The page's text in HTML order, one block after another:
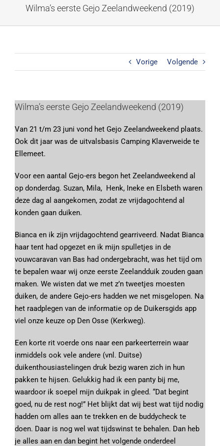
Wilma’s eerste Gejo Zeelandweekend (2019)
Vorige Volgende
Bekijk
afbeelding
Wilma’s eerste Gejo Zeelandweekend (2019)
Van 21 t/m 23 juni vond het Gejo Zeelandweekend plaats.
Ook dit jaar was de uitvalsbasis Camping Klaverweide te
Ellemeet.
Voor een aantal Gejo-ers begon het Zeelandweekend al
op donderdag. Suzan, Mila, Henk, Ineke en Elsbeth waren
deze dag al aangekomen, zodat ze vrijdagochtend al
konden gaan duiken.
Bianca en ik zijn vrijdagochtend gearriveerd. Nadat Bianca
haar tent had opgezet en ik mijn spulletjes in de
vouwcaravan van Bas had ondergebracht, was het tijd om
te bepalen waar wij onze eerste Zeelandduik zouden gaan
maken. We wisten dat we met z’n tweetjes moesten
duiken, de andere Gejo-ers hadden we net misgelopen. Na
het raadplegen van de informatie op de Duikersgids app
viel onze keuze op Den Osse (Kerkweg).
Een korte rit voerde ons naar een parkeerterrein waar
inmiddels ook vele andere (vnl. Duitse)
duikenthousiastelingen druk bezig waren zich in hun
pakken te hijsen. Gelukkig had ik een panty bij me,
waardoor ik soepel mijn duikpak in gleed. “Dat begint
goed, nu de rest nog!” Het blijkt dat wij best wat tijd nodig
hadden om alles aan te trekken en de buddycheck te
doen. Daar is nog wel wat tijdswinst te behalen. Dan heb
je alles aan en dan begint het volgende onderdeel